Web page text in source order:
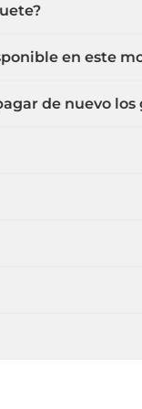
en este
de nuevo los